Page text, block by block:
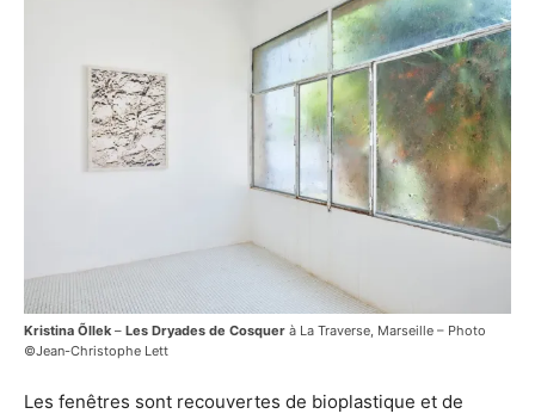
Kristina Õllek – Les Dryades de Cosquer à La Traverse, Marseille – Photo
©Jean-Christophe Lett
Les fenêtres sont recouvertes de bioplastique et de